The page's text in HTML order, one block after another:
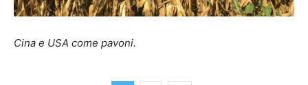
Cina e USA come pavoni.